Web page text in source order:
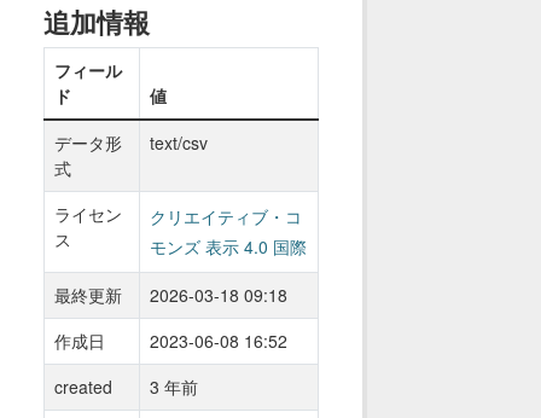
追加情報
フィール
ド
値
データ形
式
text/csv
ライセン
ス
クリエイティブ・コ
モンズ 表示 4.0 国際
最終更新
2026-03-18 09:18
作成日
2023-06-08 16:52
created
3 年前